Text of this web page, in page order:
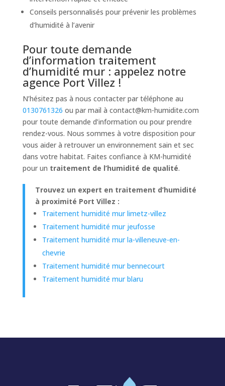
Conseils personnalisés pour prévenir les problèmes
d’humidité à l’avenir
Pour toute demande
d’information traitement
d’humidité mur : appelez notre
agence Port Villez !
N’hésitez pas à nous contacter par téléphone au
0130761326 ou par mail à contact@km-humidite.com
pour toute demande d’information ou pour prendre
rendez-vous. Nous sommes à votre disposition pour
vous aider à retrouver un environnement sain et sec
dans votre habitat. Faites confiance à KM-humidité
pour un traitement de l’humidité de qualité.
Trouvez un expert en traitement d’humidité
à proximité Port Villez :
Traitement humidité mur limetz-villez
Traitement humidité mur jeufosse
Traitement humidité mur la-villeneuve-en-
chevrie
Traitement humidité mur bennecourt
Traitement humidité mur blaru